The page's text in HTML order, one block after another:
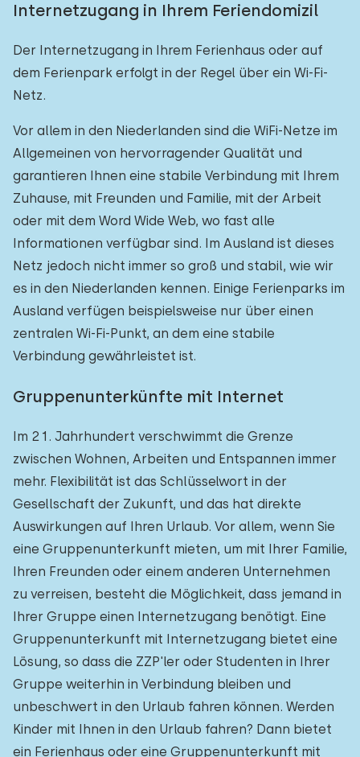
Internetzugang in Ihrem Feriendomizil
Der Internetzugang in Ihrem Ferienhaus oder auf
dem Ferienpark erfolgt in der Regel über ein Wi-Fi-
Netz.
Vor allem in den Niederlanden sind die WiFi-Netze im
Allgemeinen von hervorragender Qualität und
garantieren Ihnen eine stabile Verbindung mit Ihrem
Zuhause, mit Freunden und Familie, mit der Arbeit
oder mit dem Word Wide Web, wo fast alle
Informationen verfügbar sind. Im Ausland ist dieses
Netz jedoch nicht immer so groß und stabil, wie wir
es in den Niederlanden kennen. Einige Ferienparks im
Ausland verfügen beispielsweise nur über einen
zentralen Wi-Fi-Punkt, an dem eine stabile
Verbindung gewährleistet ist.
Gruppenunterkünfte mit Internet
Im 21. Jahrhundert verschwimmt die Grenze
zwischen Wohnen, Arbeiten und Entspannen immer
mehr. Flexibilität ist das Schlüsselwort in der
Gesellschaft der Zukunft, und das hat direkte
Auswirkungen auf Ihren Urlaub. Vor allem, wenn Sie
eine Gruppenunterkunft mieten, um mit Ihrer Familie,
Ihren Freunden oder einem anderen Unternehmen
zu verreisen, besteht die Möglichkeit, dass jemand in
Ihrer Gruppe einen Internetzugang benötigt. Eine
Gruppenunterkunft mit Internetzugang bietet eine
Lösung, so dass die ZZP'ler oder Studenten in Ihrer
Gruppe weiterhin in Verbindung bleiben und
unbeschwert in den Urlaub fahren können. Werden
Kinder mit Ihnen in den Urlaub fahren? Dann bietet
ein Ferienhaus oder eine Gruppenunterkunft mit